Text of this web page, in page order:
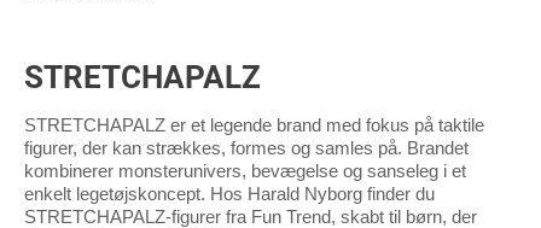
STRETCHAPALZ
STRETCHAPALZ er et legende brand med fokus på taktile
figurer, der kan strækkes, formes og samles på. Brandet
kombinerer monsterunivers, bevægelse og sanseleg i et
enkelt legetøjskoncept. Hos Harald Nyborg finder du
STRETCHAPALZ-figurer fra Fun Trend, skabt til børn, der